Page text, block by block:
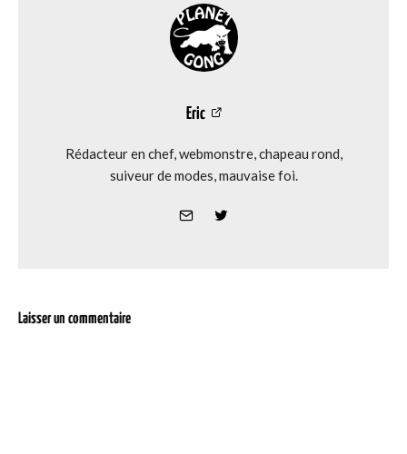
Eric
Rédacteur en chef, webmonstre, chapeau rond,
suiveur de modes, mauvaise foi.
Laisser un commentaire